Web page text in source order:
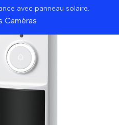
avec panneau solaire.
Caméras